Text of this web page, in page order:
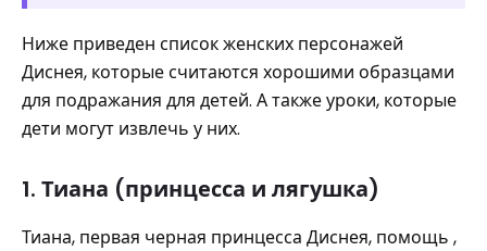
Ниже приведен список женских персонажей
Диснея, которые считаются хорошими образцами
для подражания для детей. А также уроки, которые
дети могут извлечь у них.
1. Тиана (принцесса и лягушка)
Тиана, первая черная принцесса Диснея, помощь ,